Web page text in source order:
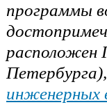
программы
расположен
Петербурга),
инженерных